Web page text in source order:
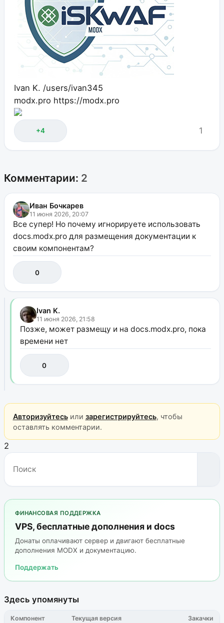
Ivan K. /users/ivan345
modx.pro https://modx.pro
+4 1
Комментарии: 2
Иван Бочкарев
11 июня 2026, 20:07
Все супер! Но почему игнорируете использовать
docs.modx.pro для размещения документации к
своим компонентам?
0
Ivan K.
11 июня 2026, 21:58
Позже, может размещу и на docs.modx.pro, пока
времени нет
0
Авторизуйтесьили зарегистрируйтесь, чтобы
оставлять комментарии.
2
ФИНАНСОВАЯ ПОДДЕРЖКА
VPS, бесплатные дополнения и docs
Донаты оплачивают сервер и двигают бесплатные
дополнения MODX и документацию.
Поддержать
Здесь упомянуты
Компонент Текущая версия Закачки